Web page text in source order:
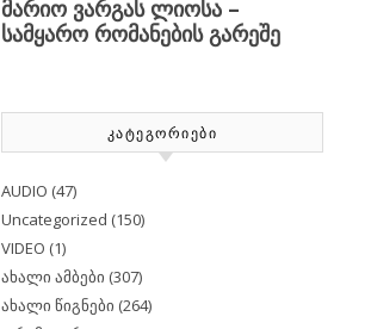
ᲙᲐᲢᲔᲒᲝᲠᲘᲔᲑᲘ
AUDIO (47)
Uncategorized (150)
VIDEO (1)
ახალი ამბები (307)
ახალი წიგნები (264)